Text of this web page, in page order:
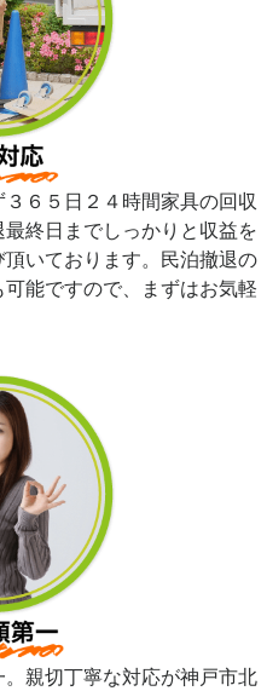
６５日２４時間家具の回収
終日までしっかりと収益を
いております。民泊撤退の
能ですので、まずはお気軽
親切丁寧な対応が神戸市北